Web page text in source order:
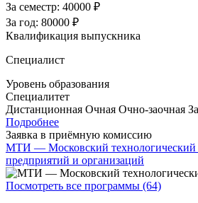
За семестр: 40000 ₽
За год: 80000 ₽
Квалификация выпускника
Специалист
Уровень образования
Специалитет
Дистанционная Очная Очно-заочная
Подробнее
Заявка в приёмную комиссию
МТИ — Московский технологический
предприятий и организаций
Посмотреть все программы (64)